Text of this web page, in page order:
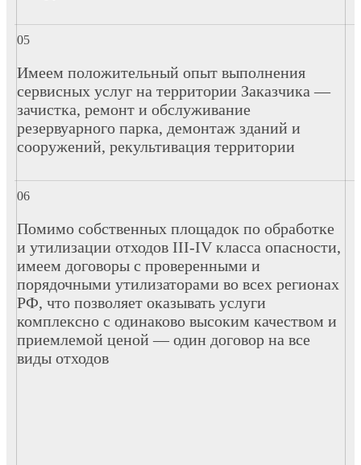
Имеем положительный опыт выполнения
сервисных услуг на территории Заказчика —
зачистка, ремонт и обслуживание
резервуарного парка, демонтаж зданий и
сооружений, рекультивация территории
Помимо собственных площадок по обработке
и утилизации отходов III-IV класса опасности,
имеем договоры с проверенными и
порядочными утилизаторами во всех регионах
РФ, что позволяет оказывать услуги
комплексно с одинаково высоким качеством и
приемлемой ценой — один договор на все
виды отходов